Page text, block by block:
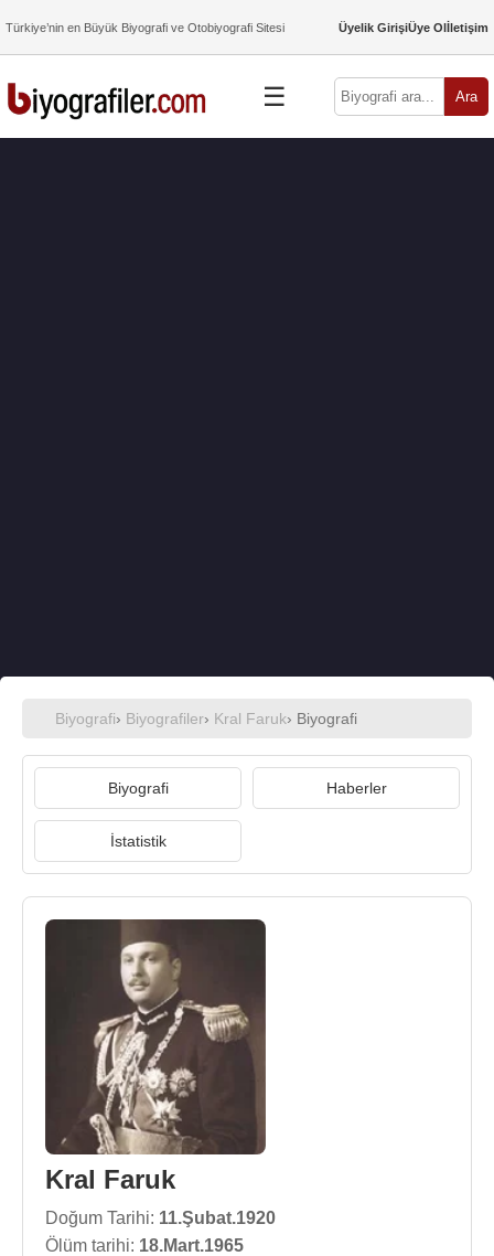
Türkiye’nin en Büyük Biyografi ve Otobiyografi Sitesi Üyelik GirişiÜye Olİletişim
☰ Ara
Biyografi› Biyografiler› Kral Faruk› Biyografi
Biyografi Haberler
İstatistik
Kral Faruk
Doğum Tarihi: 11.Şubat.1920
Ölüm tarihi: 18.Mart.1965